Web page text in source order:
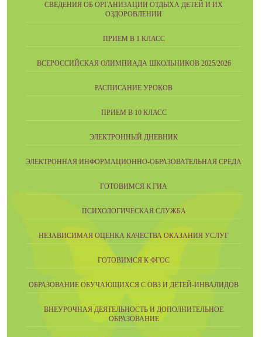
СВЕДЕНИЯ ОБ ОРГАНИЗАЦИИ ОТДЫХА ДЕТЕЙ И ИХ
ОЗДОРОВЛЕНИИ
ПРИЕМ В 1 КЛАСС
ВСЕРОССИЙСКАЯ ОЛИМПИАДА ШКОЛЬНИКОВ 2025/2026
РАСПИСАНИЕ УРОКОВ
ПРИЕМ В 10 КЛАСС
ЭЛЕКТРОННЫЙ ДНЕВНИК
ЭЛЕКТРОННАЯ ИНФОРМАЦИОННО-ОБРАЗОВАТЕЛЬНАЯ СРЕДА
ГОТОВИМСЯ К ГИА
ПСИХОЛОГИЧЕСКАЯ СЛУЖБА
НЕЗАВИСИМАЯ ОЦЕНКА КАЧЕСТВА ОКАЗАНИЯ УСЛУГ
ГОТОВИМСЯ К ФГОС
ОБРАЗОВАНИЕ ОБУЧАЮЩИХСЯ С ОВЗ И ДЕТЕЙ-ИНВАЛИДОВ
ВНЕУРОЧНАЯ ДЕЯТЕЛЬНОСТЬ И ДОПОЛНИТЕЛЬНОЕ
ОБРАЗОВАНИЕ